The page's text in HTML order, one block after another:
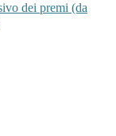
dei premi (da